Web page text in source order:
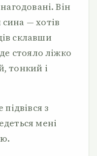
Він
— хотів
склавши
стояло ліжко
тонкий і
з
мені